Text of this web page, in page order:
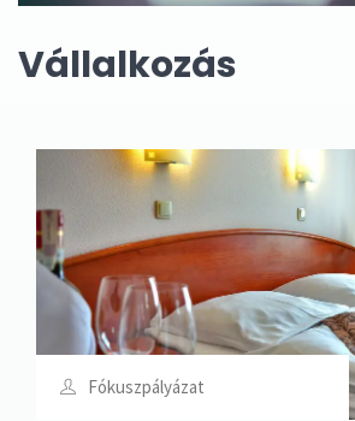
Vállalkozás
Fókuszpályázat